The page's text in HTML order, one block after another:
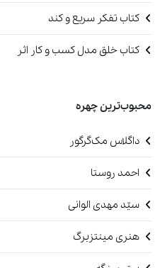
کتاب تفکر سریع و کند
کتاب خلق مدل کسب و کار اثر
محبوب‌ترین چهره
داگلاس مک‌گرگور
احمد روستا
سیّد مهدی الوانی
هنری مینتزبرگ